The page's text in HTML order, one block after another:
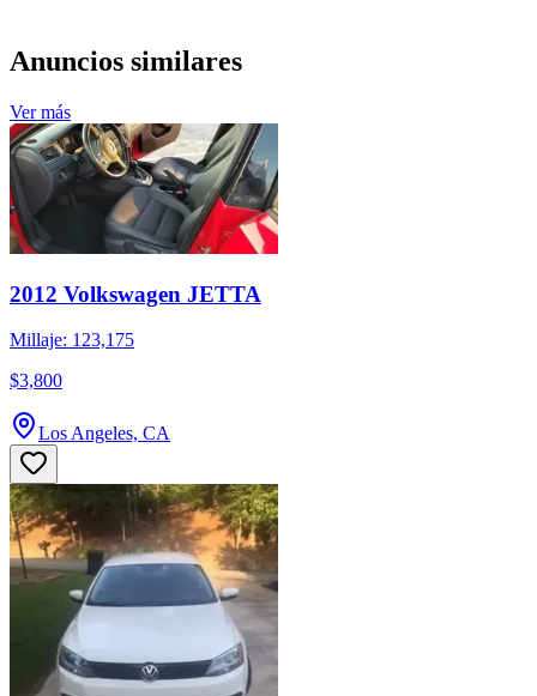
Anuncios similares
Ver más
2012 Volkswagen JETTA
Millaje: 123,175
$3,800
Los Angeles, CA